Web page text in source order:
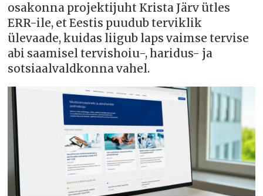
osakonna projektijuht Krista Järv ütles
ERR-ile, et Eestis puudub terviklik
ülevaade, kuidas liigub laps vaimse tervise
abi saamisel tervishoiu-, haridus- ja
sotsiaalvaldkonna vahel.